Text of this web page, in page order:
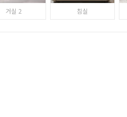
거실 2 침실